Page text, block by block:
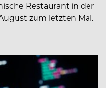
Restaurant in der
zum letzten Mal.